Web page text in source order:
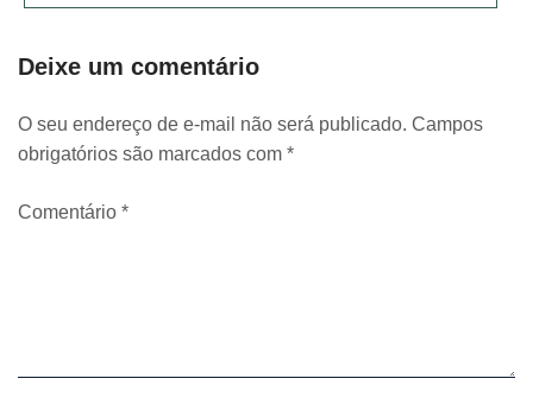
Deixe um comentário
O seu endereço de e-mail não será publicado. Campos
obrigatórios são marcados com *
Comentário *